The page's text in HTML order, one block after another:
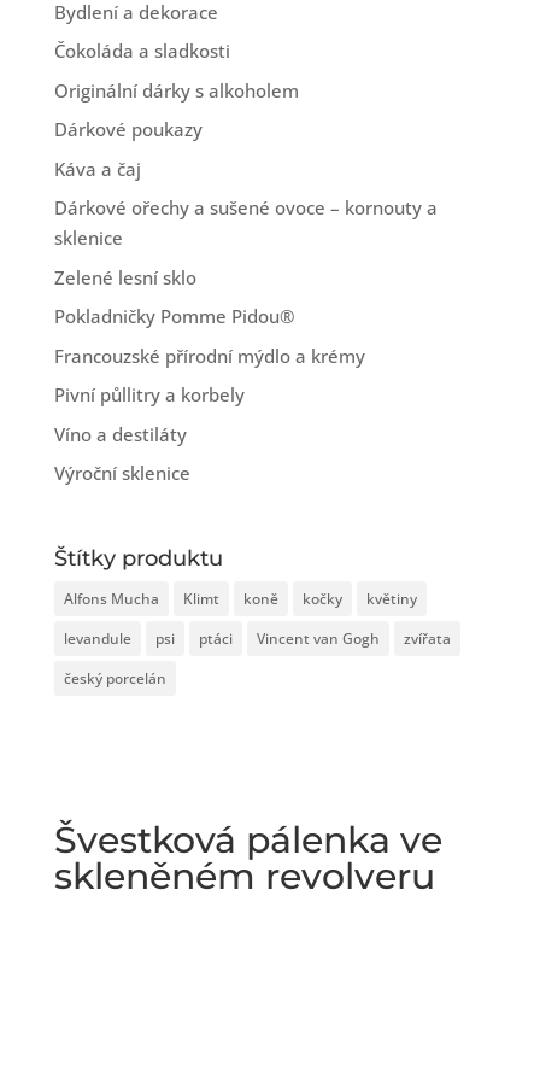
Bydlení a dekorace
Čokoláda a sladkosti
Originální dárky s alkoholem
Dárkové poukazy
Káva a čaj
Dárkové ořechy a sušené ovoce – kornouty a
sklenice
Zelené lesní sklo
Pokladničky Pomme Pidou®
Francouzské přírodní mýdlo a krémy
Pivní půllitry a korbely
Víno a destiláty
Výroční sklenice
Štítky produktu
Alfons Mucha Klimt koně kočky
květiny
levandule
psi ptáci Vincent van Gogh
zvířata
český porcelán
Švestková pálenka ve
skleněném revolveru